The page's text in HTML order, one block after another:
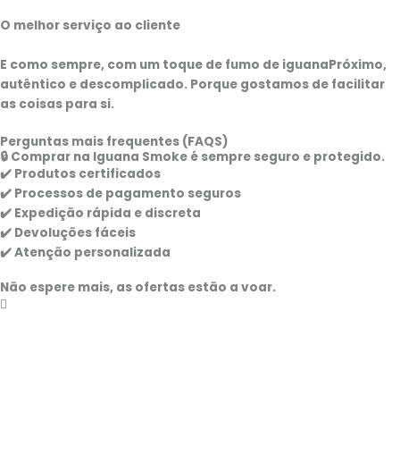
O melhor serviço ao cliente
E como sempre, com um toque de fumo de iguanaPróximo,
autêntico e descomplicado. Porque gostamos de facilitar
as coisas para si.
Perguntas mais frequentes (FAQS)
🔒 Comprar na Iguana Smoke é sempre seguro e protegido.
✔️ Produtos certificados
✔️ Processos de pagamento seguros
✔️ Expedição rápida e discreta
✔️ Devoluções fáceis
✔️ Atenção personalizada
Não espere mais, as ofertas estão a voar.